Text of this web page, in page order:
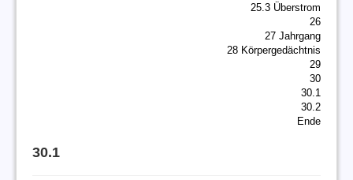
25.3 Überstrom
26
27 Jahrgang
28 Körpergedächtnis
29
30
30.1
30.2
Ende
30.1